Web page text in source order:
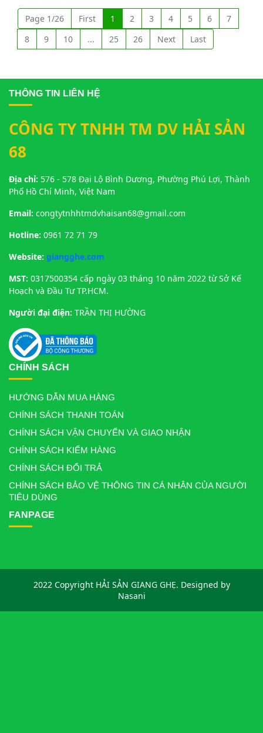
ĐÂY RỒI!!! Nhà hàng hải sản
Giang Ghẹ sẽ là địa điểm đáp
ứng được tất cả nhu cầu nói trên
Page 1/26 First 1 2 3 4 5 6
7
8
9 10 ... 25 26 Next Last
THÔNG TIN LIÊN HỆ
CÔNG TY TNHH TM DV HẢI SẢN
68
Địa chỉ: 576 - 578 Đại Lộ Bình Dương, Phường Phú Lợi, Thành
Phố Hồ Chí Minh, Việt Nam
Email: congtytnhhtmdvhaisan68@gmail.com
Hotline: 0961 72 71 79
Website: giangghe.com
MST: 0317500354 cấp ngày 03 tháng 10 năm 2022 từ Sở Kế
Hoạch và Đầu Tư TP.HCM.
Người đại điện: TRẦN THỊ HƯỜNG
CHÍNH SÁCH
HƯỚNG DẪN MUA HÀNG
CHÍNH SÁCH THANH TOÁN
CHÍNH SÁCH VẬN CHUYỂN VÀ GIAO NHẬN
CHÍNH SÁCH KIỂM HÀNG
CHÍNH SÁCH ĐỔI TRẢ
CHÍNH SÁCH BẢO VỆ THÔNG TIN CÁ NHÂN CỦA NGƯỜI
TIÊU DÙNG
FANPAGE
2022 Copyright HẢI SẢN GIANG GHẸ. Designed by
Nasani